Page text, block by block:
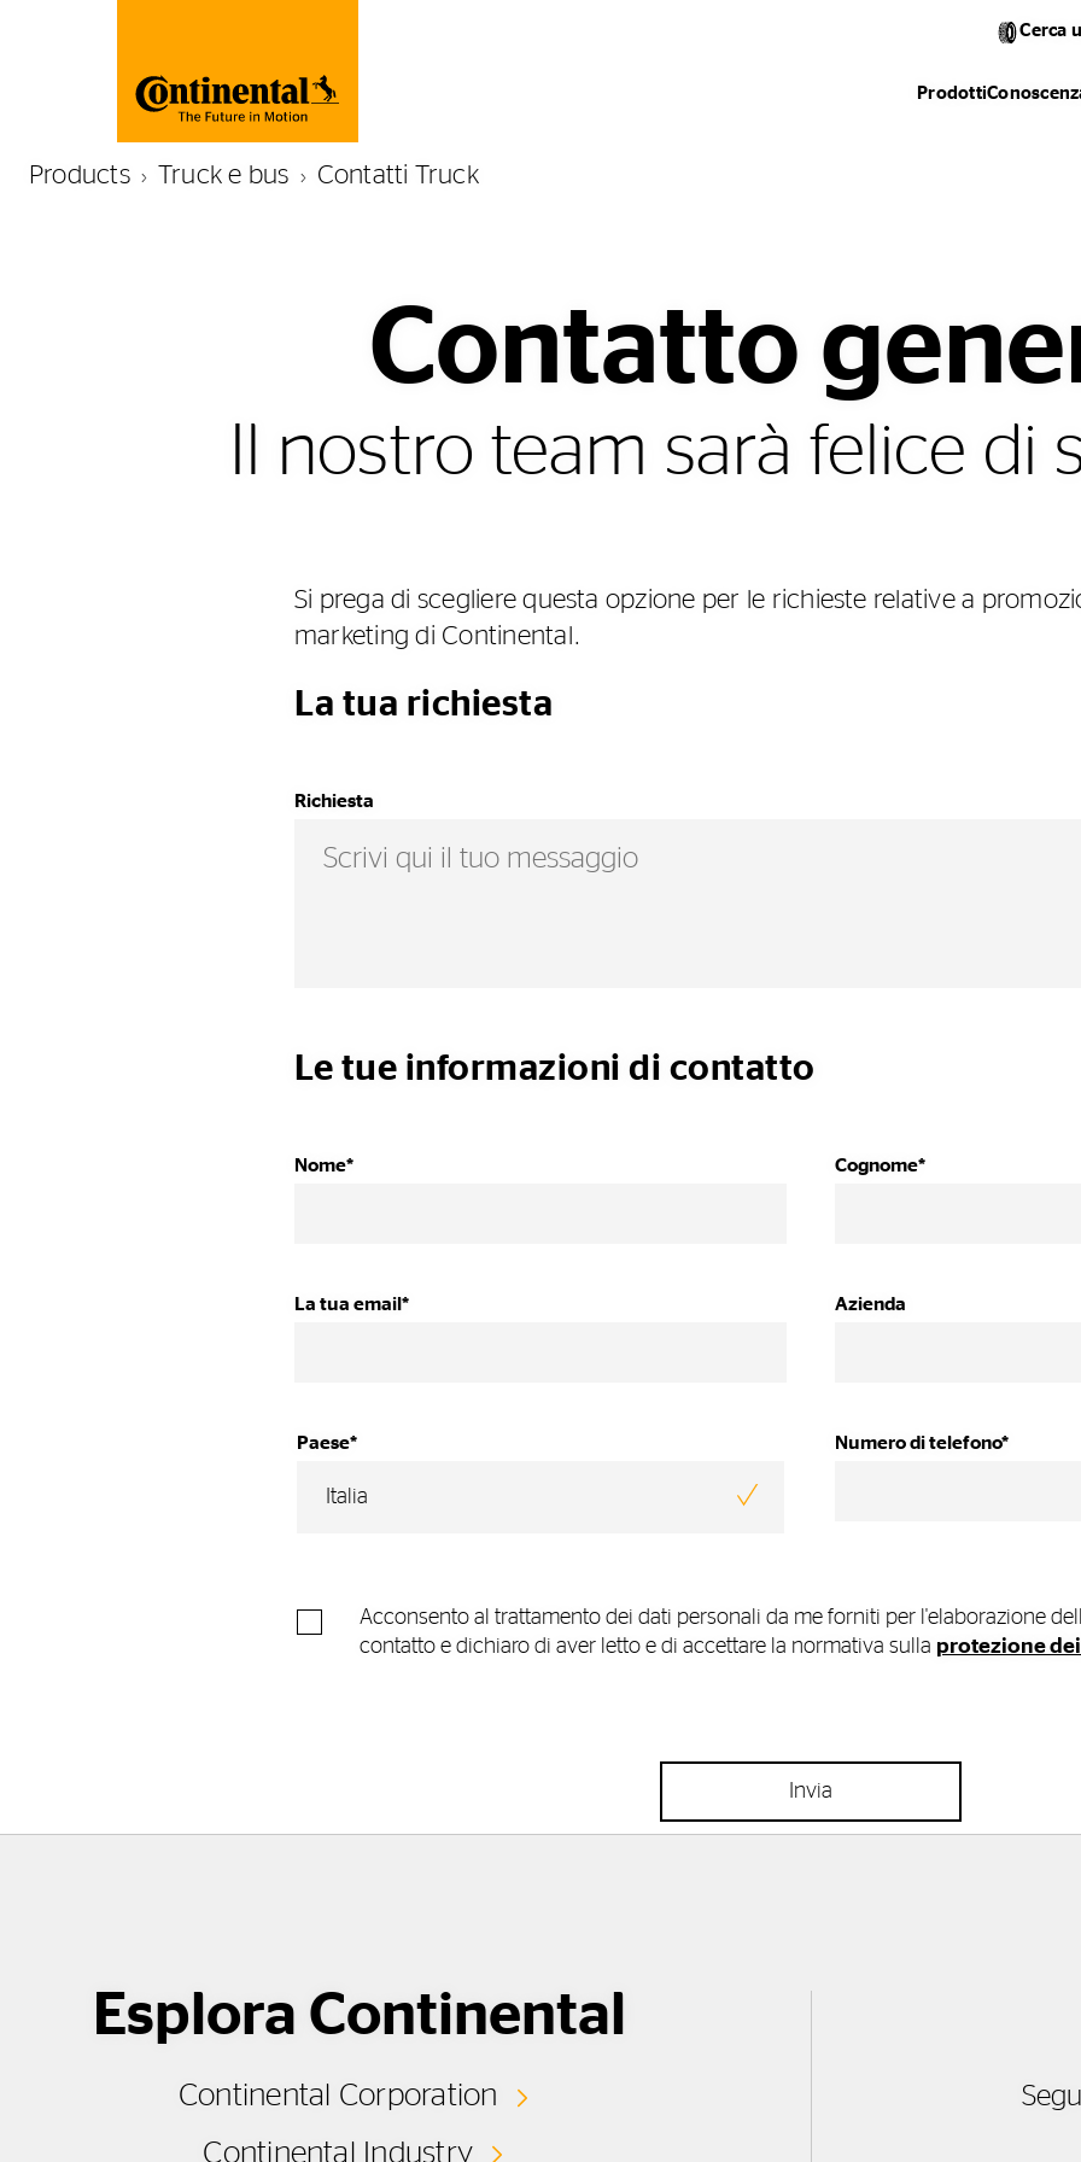
Cerca
Prodotti
Products Truck e bus Contatti Truck
Contatto
Il nostro team sarà felice di
Si prega di scegliere questa opzione per le richieste relative a
marketing di Continental.
La tua richiesta
Richiesta
Le tue informazioni di contatto
Nome* Cognome*
La tua email* Azienda
Paese* Numero di telefono*
Acconsento al trattamento dei dati personali da me forniti per l'elaborazione
contatto e dichiaro di aver letto e di accettare la normativa sulla protezione
Invia
Esplora Continental
Continental Corporation
Continental Industry